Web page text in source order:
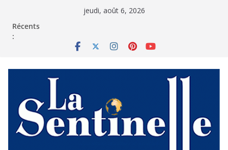
jeudi, août 6, 2026
Récents
: